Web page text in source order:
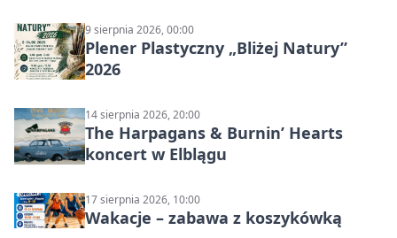
9 sierpnia 2026, 00:00
Plener Plastyczny „Bliżej Natury”
2026
14 sierpnia 2026, 20:00
The Harpagans & Burnin’ Hearts
koncert w Elblągu
17 sierpnia 2026, 10:00
Wakacje – zabawa z koszykówką